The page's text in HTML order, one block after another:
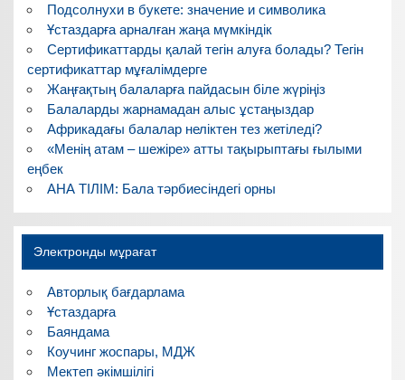
Подсолнухи в букете: значение и символика
Ұстаздарға арналған жаңа мүмкіндік
Сертификаттарды қалай тегін алуға болады? Тегін
сертификаттар мұғалімдерге
Жаңғақтың балаларға пайдасын біле жүріңіз
Балаларды жарнамадан алыс ұстаңыздар
Африкадағы балалар неліктен тез жетіледі?
«Менің атам – шежіре» атты тақырыптағы ғылыми
еңбек
АНА ТІЛІМ: Бала тәрбиесіндегі орны
Электронды мұрағат
Авторлық бағдарлама
Ұстаздарға
Баяндама
Коучинг жоспары, МДЖ
Мектеп әкімшілігі